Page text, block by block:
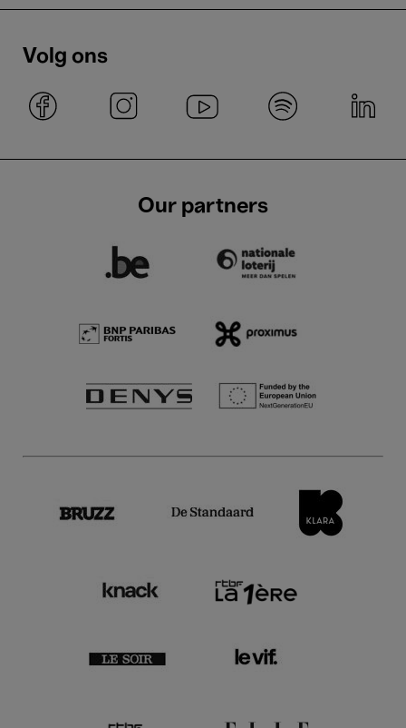
Volg ons
Our partners